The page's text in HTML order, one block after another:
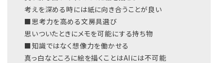
考えを深める時には紙に向き合うことが良い
■思考力を高める文房具選び
思いついたときにメモを可能にする持ち物
■知識ではなく想像力を働かせる
真っ白なところに絵を描くことはAIには不可能